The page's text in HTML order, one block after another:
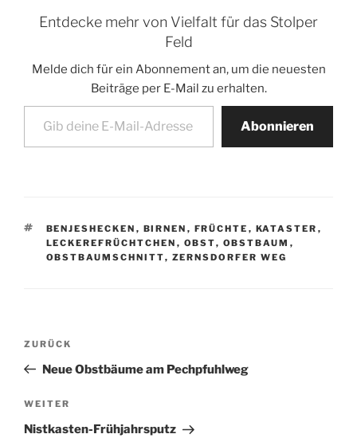
Entdecke mehr von Vielfalt für das Stolper
Feld
Melde dich für ein Abonnement an, um die neuesten
Beiträge per E-Mail zu erhalten.
Gib deine E-Mail-Adresse ein ...
Abonnieren
SCHLAGWÖRTER
BENJESHECKEN , BIRNEN , FRÜCHTE , KATASTER ,
LECKEREFRÜCHTCHEN , OBST, OBSTBAUM ,
OBSTBAUMSCHNITT, ZERNSDORFER WEG
Beitragsnavigation
Vorheriger
Beitrag
ZURÜCK
Neue Obstbäume am Pechpfuhlweg
Nächster
Beitrag
WEITER
Nistkasten-Frühjahrsputz